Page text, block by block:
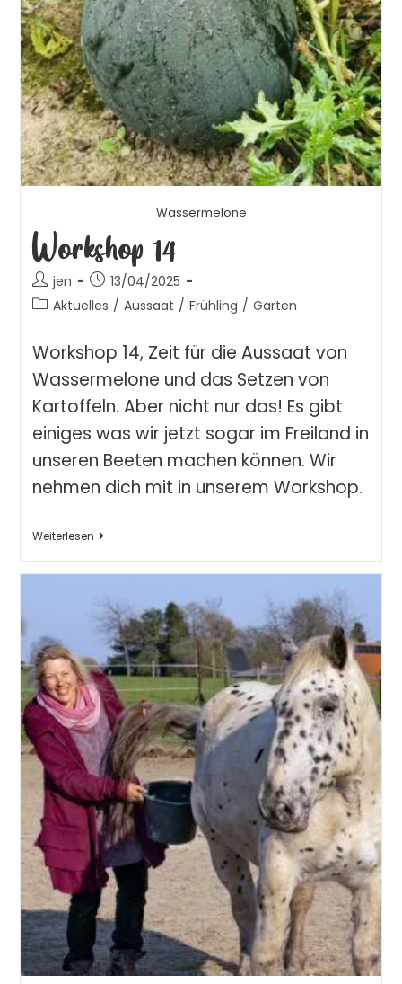
Wassermelone
Workshop 14
jen
13/04/2025
Aktuelles / Aussaat / Frühling / Garten
Workshop 14, Zeit für die Aussaat von
Wassermelone und das Setzen von
Kartoffeln. Aber nicht nur das! Es gibt
einiges was wir jetzt sogar im Freiland in
unseren Beeten machen können. Wir
nehmen dich mit in unserem Workshop.
Weiterlesen